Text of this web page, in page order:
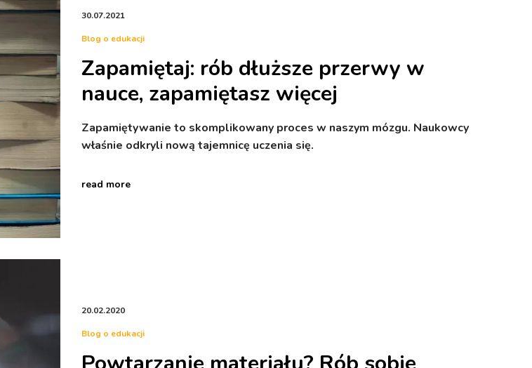
30.07.2021
Blog o edukacji
Zapamiętaj: rób dłuższe przerwy w
nauce, zapamiętasz więcej
Zapamiętywanie to skomplikowany proces w naszym mózgu. Naukowcy
właśnie odkryli nową tajemnicę uczenia się.
read more
20.02.2020
Blog o edukacji